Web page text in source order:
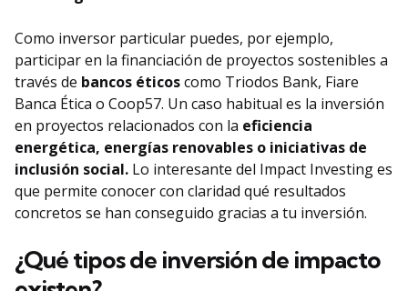
Como inversor particular puedes, por ejemplo,
participar en la financiación de proyectos sostenibles a
través de bancos éticoscomo Triodos Bank, Fiare
Banca Ética o Coop57. Un caso habitual es la inversión
en proyectos relacionados con la eficiencia
energética, energías renovables o iniciativas de
inclusión social. Lo interesante del Impact Investing es
que permite conocer con claridad qué resultados
concretos se han conseguido gracias a tu inversión.
¿Qué tipos de inversión de impacto